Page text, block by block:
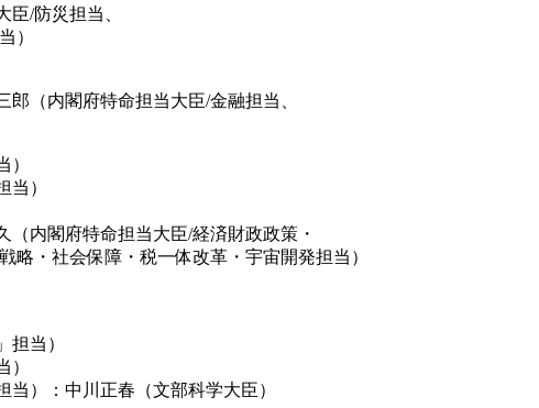
/防災担当、
）
（内閣府特命担当大臣/金融担当、
）
当）
内閣府特命担当大臣/経済財政政策・
・社会保障・税一体改革・宇宙開発担当）
担当）
）
）：中川正春（文部科学大臣）